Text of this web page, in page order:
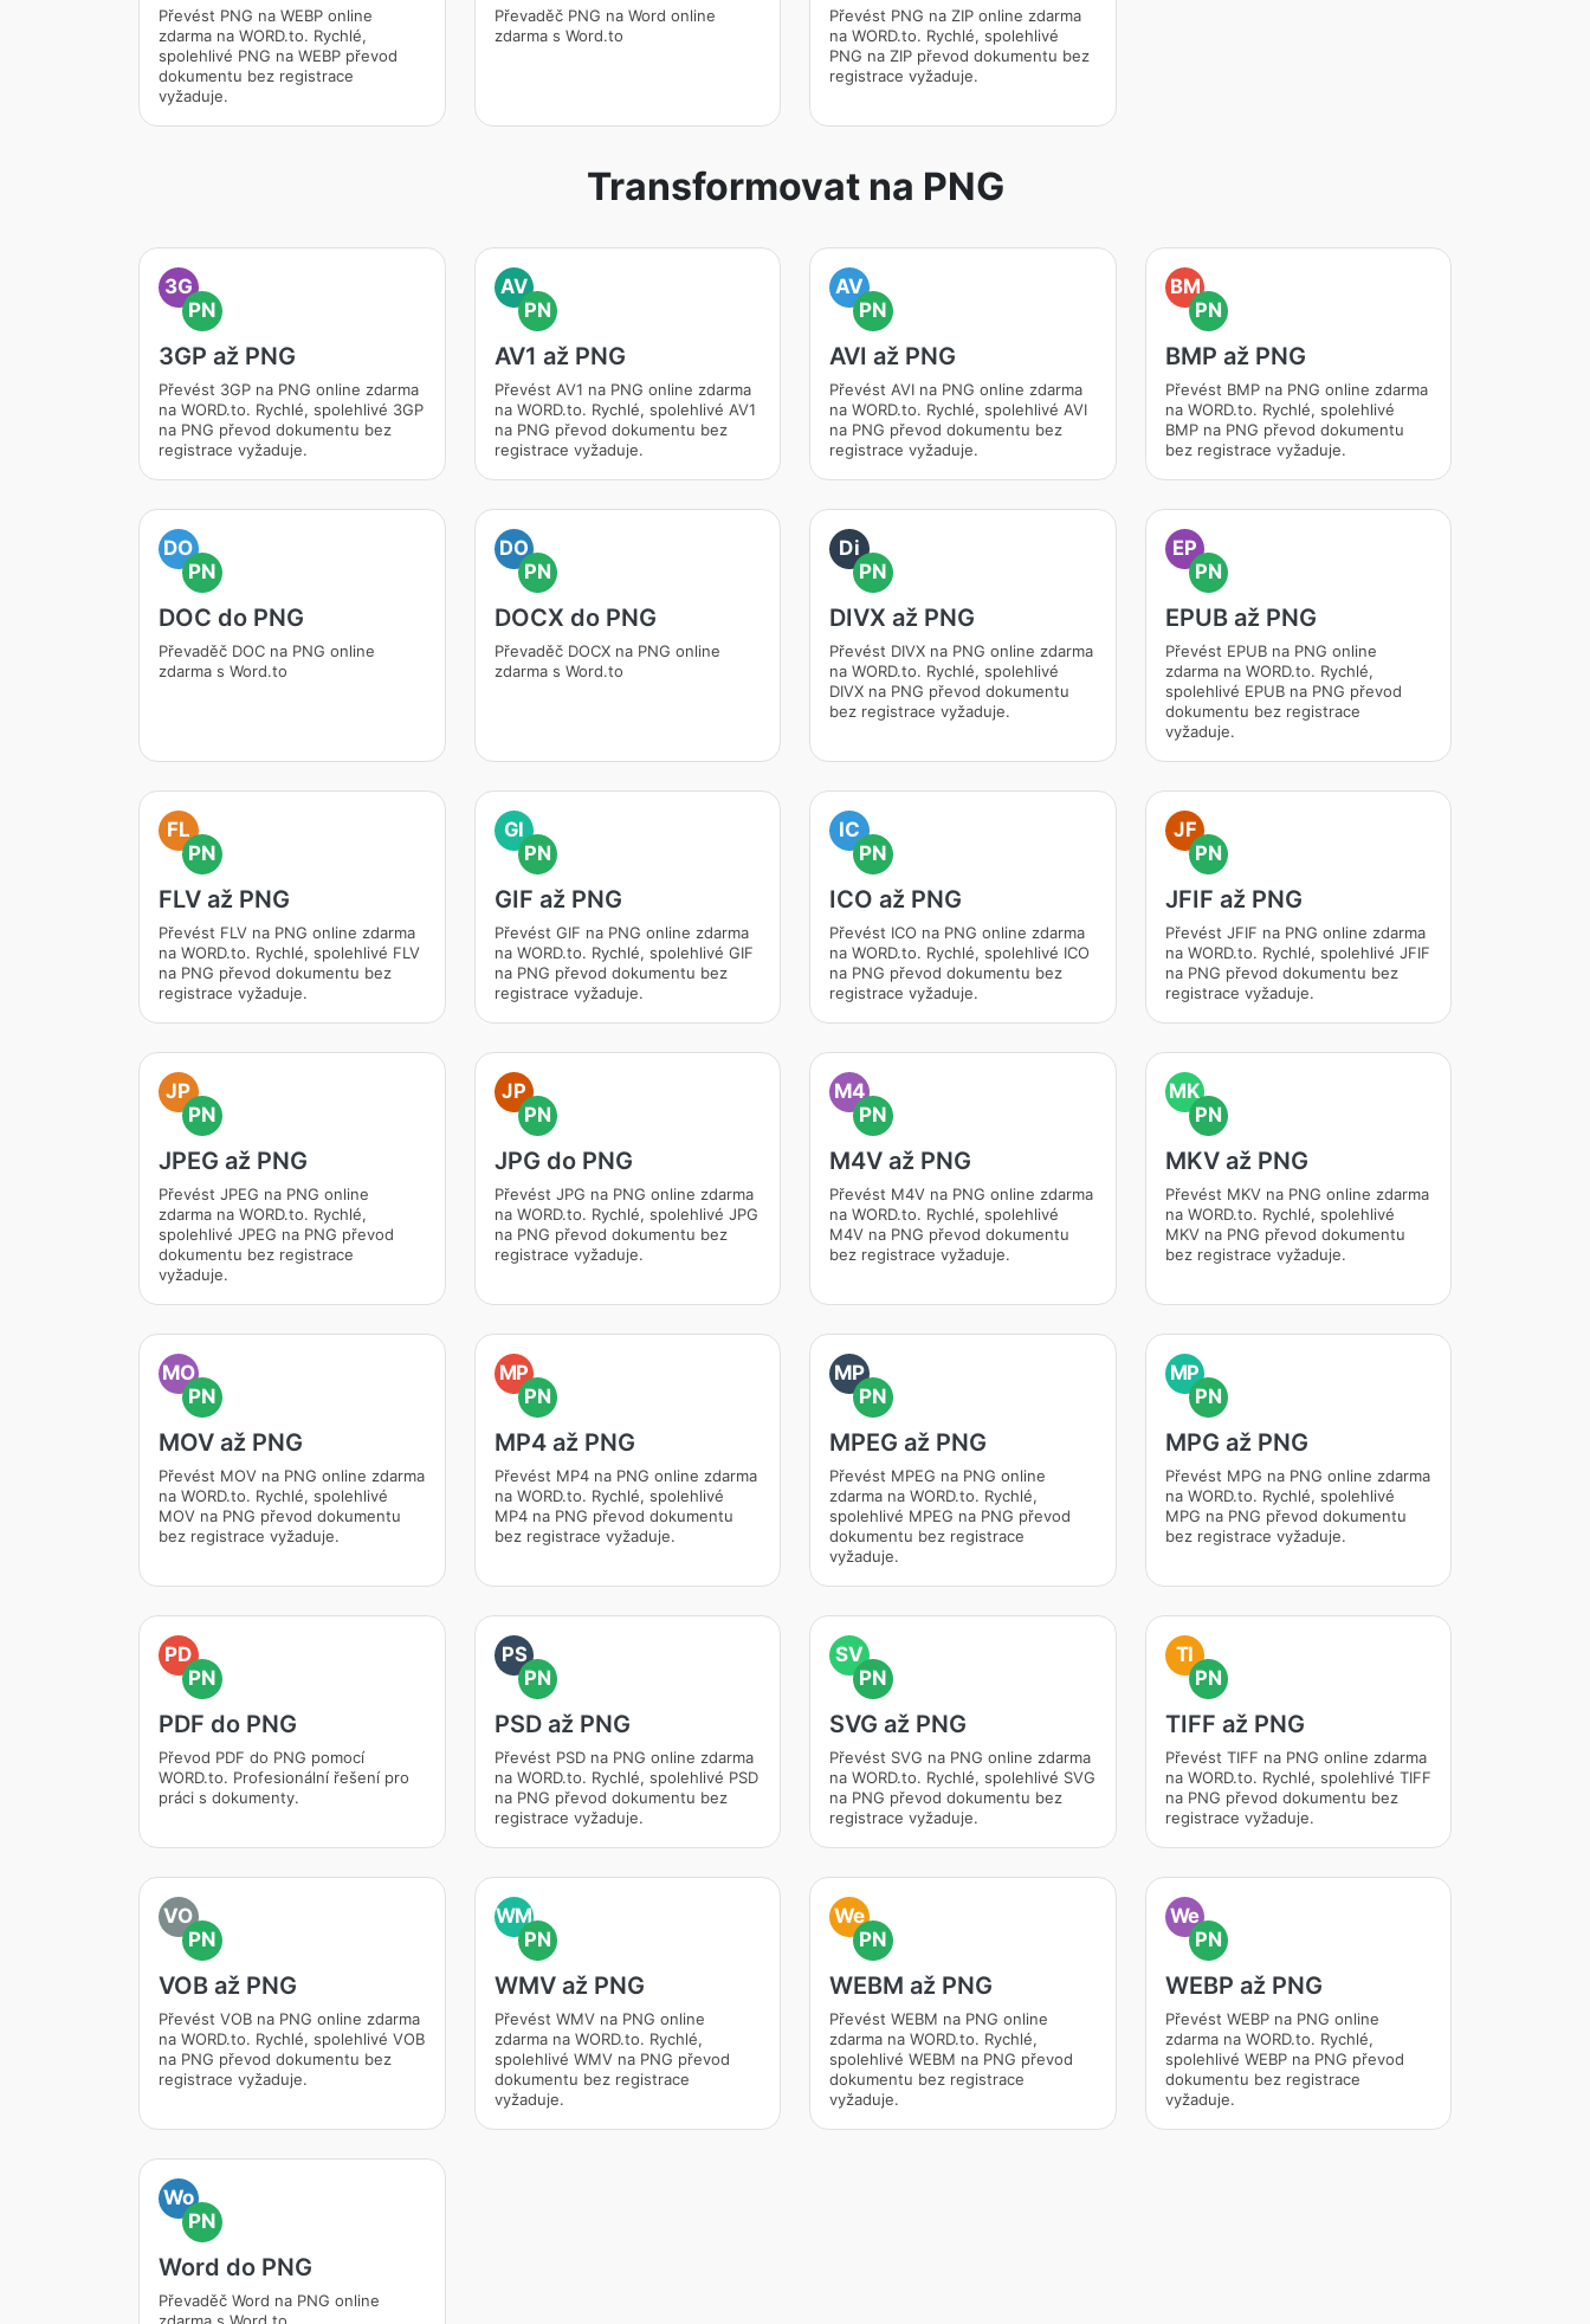
Převést PNG na WEBP online
zdarma na WORD.to. Rychlé,
spolehlivé PNG na WEBP převod
dokumentu bez registrace
vyžaduje.
Převaděč PNG na Word online
zdarma s Word.to
Převést PNG na ZIP online zdarma
na WORD.to. Rychlé, spolehlivé
PNG na ZIP převod dokumentu bez
registrace vyžaduje.
Transformovat na PNG
3G
PN
3GP až PNG
Převést 3GP na PNG online zdarma
na WORD.to. Rychlé, spolehlivé 3GP
na PNG převod dokumentu bez
registrace vyžaduje.
AV
PN
AV1 až PNG
Převést AV1 na PNG online zdarma
na WORD.to. Rychlé, spolehlivé AV1
na PNG převod dokumentu bez
registrace vyžaduje.
AV
PN
AVI až PNG
Převést AVI na PNG online zdarma
na WORD.to. Rychlé, spolehlivé AVI
na PNG převod dokumentu bez
registrace vyžaduje.
BM
PN
BMP až PNG
Převést BMP na PNG online zdarma
na WORD.to. Rychlé, spolehlivé
BMP na PNG převod dokumentu
bez registrace vyžaduje.
DO
PN
DOC do PNG
Převaděč DOC na PNG online
zdarma s Word.to
DO
PN
DOCX do PNG
Převaděč DOCX na PNG online
zdarma s Word.to
Di
PN
DIVX až PNG
Převést DIVX na PNG online zdarma
na WORD.to. Rychlé, spolehlivé
DIVX na PNG převod dokumentu
bez registrace vyžaduje.
EP
PN
EPUB až PNG
Převést EPUB na PNG online
zdarma na WORD.to. Rychlé,
spolehlivé EPUB na PNG převod
dokumentu bez registrace
vyžaduje.
FL
PN
FLV až PNG
Převést FLV na PNG online zdarma
na WORD.to. Rychlé, spolehlivé FLV
na PNG převod dokumentu bez
registrace vyžaduje.
GI
PN
GIF až PNG
Převést GIF na PNG online zdarma
na WORD.to. Rychlé, spolehlivé GIF
na PNG převod dokumentu bez
registrace vyžaduje.
IC
PN
ICO až PNG
Převést ICO na PNG online zdarma
na WORD.to. Rychlé, spolehlivé ICO
na PNG převod dokumentu bez
registrace vyžaduje.
JF
PN
JFIF až PNG
Převést JFIF na PNG online zdarma
na WORD.to. Rychlé, spolehlivé JFIF
na PNG převod dokumentu bez
registrace vyžaduje.
JP
PN
JPEG až PNG
Převést JPEG na PNG online
zdarma na WORD.to. Rychlé,
spolehlivé JPEG na PNG převod
dokumentu bez registrace
vyžaduje.
JP
PN
JPG do PNG
Převést JPG na PNG online zdarma
na WORD.to. Rychlé, spolehlivé JPG
na PNG převod dokumentu bez
registrace vyžaduje.
M4
PN
M4V až PNG
Převést M4V na PNG online zdarma
na WORD.to. Rychlé, spolehlivé
M4V na PNG převod dokumentu
bez registrace vyžaduje.
MK
PN
MKV až PNG
Převést MKV na PNG online zdarma
na WORD.to. Rychlé, spolehlivé
MKV na PNG převod dokumentu
bez registrace vyžaduje.
MO
PN
MOV až PNG
Převést MOV na PNG online zdarma
na WORD.to. Rychlé, spolehlivé
MOV na PNG převod dokumentu
bez registrace vyžaduje.
MP
PN
MP4 až PNG
Převést MP4 na PNG online zdarma
na WORD.to. Rychlé, spolehlivé
MP4 na PNG převod dokumentu
bez registrace vyžaduje.
MP
PN
MPEG až PNG
Převést MPEG na PNG online
zdarma na WORD.to. Rychlé,
spolehlivé MPEG na PNG převod
dokumentu bez registrace
vyžaduje.
MP
PN
MPG až PNG
Převést MPG na PNG online zdarma
na WORD.to. Rychlé, spolehlivé
MPG na PNG převod dokumentu
bez registrace vyžaduje.
PD
PN
PDF do PNG
Převod PDF do PNG pomocí
WORD.to. Profesionální řešení pro
práci s dokumenty.
PS
PN
PSD až PNG
Převést PSD na PNG online zdarma
na WORD.to. Rychlé, spolehlivé PSD
na PNG převod dokumentu bez
registrace vyžaduje.
SV
PN
SVG až PNG
Převést SVG na PNG online zdarma
na WORD.to. Rychlé, spolehlivé SVG
na PNG převod dokumentu bez
registrace vyžaduje.
TI
PN
TIFF až PNG
Převést TIFF na PNG online zdarma
na WORD.to. Rychlé, spolehlivé TIFF
na PNG převod dokumentu bez
registrace vyžaduje.
VO
PN
VOB až PNG
Převést VOB na PNG online zdarma
na WORD.to. Rychlé, spolehlivé VOB
na PNG převod dokumentu bez
registrace vyžaduje.
WM
PN
WMV až PNG
Převést WMV na PNG online
zdarma na WORD.to. Rychlé,
spolehlivé WMV na PNG převod
dokumentu bez registrace
vyžaduje.
We
PN
WEBM až PNG
Převést WEBM na PNG online
zdarma na WORD.to. Rychlé,
spolehlivé WEBM na PNG převod
dokumentu bez registrace
vyžaduje.
We
PN
WEBP až PNG
Převést WEBP na PNG online
zdarma na WORD.to. Rychlé,
spolehlivé WEBP na PNG převod
dokumentu bez registrace
vyžaduje.
Wo
PN
Word do PNG
Převaděč Word na PNG online